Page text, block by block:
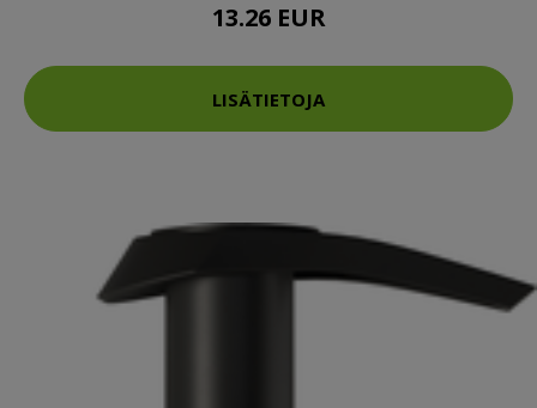
13.26 EUR
LISÄTIETOJA